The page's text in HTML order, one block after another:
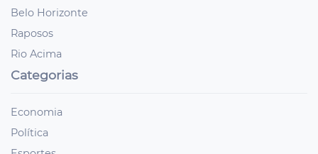
Belo Horizonte
Raposos
Rio Acima
Categorias
Economia
Política